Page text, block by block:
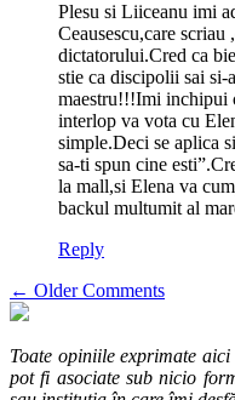
Plesu si Liiceanu imi
Ceausescu,care scriau
dictatorului.Cred ca
stie ca discipolii sai si-
maestru!!!Imi inchipui
interlop va vota cu
simple.Deci se aplica
sa-ti spun cine
la mall,si Elena va
backul multumit al
Reply
Comment
navigation
← Older Comments
Toate opiniile exprimate
pot fi asociate sub nicio